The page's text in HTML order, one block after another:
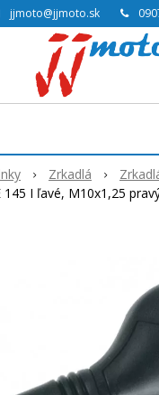
jjmoto@jjmoto.sk
Zrkadlá
145 I ľavé, M10x1,25